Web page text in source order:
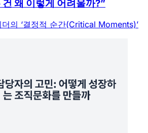
왜 이렇게 어려울까?”
의 ‘결정적 순간(Critical Moments)’